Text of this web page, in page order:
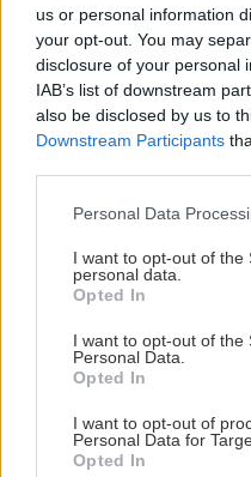
us or personal information
your opt-out. You may
disclosure of your personal
IAB’s list of downstream
also be disclosed by us to
Downstream Participants
Personal Data
I want to opt-out of the
personal data.
Opted In
I want to opt-out of the
Personal Data.
Opted In
I want to opt-out of
Personal Data for
Opted In
Jesenné turné